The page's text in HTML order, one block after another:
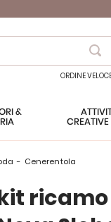
ORDINE
&
CREATIVE
- Cenerentola